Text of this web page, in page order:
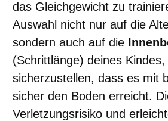
das Gleichgewicht zu
Auswahl nicht nur auf die
sondern auch auf die
(Schrittlänge) deines Kindes,
sicherzustellen, dass es mit
sicher den Boden erreicht.
Verletzungsrisiko und